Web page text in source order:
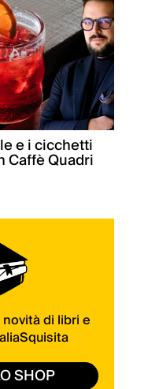
e i cicchetti
Caffè Quadri
di libri e
SHOP